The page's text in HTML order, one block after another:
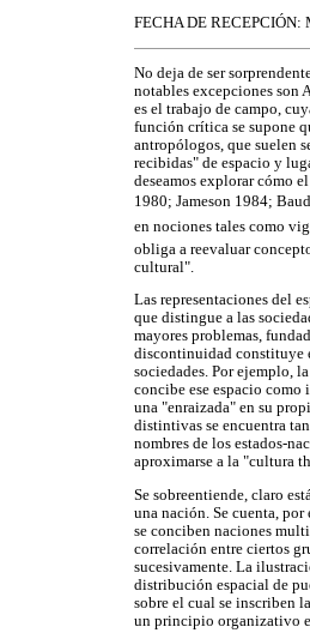
FECHA DE RECEPCIÓN:
No deja de ser
notables excepciones son
es el trabajo de campo,
función crítica se supone
antropólogos, que suelen
recibidas" de espacio y
deseamos explorar cómo
1980; Jameson 1984;
en nociones tales como
obliga a reevaluar
cultural".
Las representaciones del
que distingue a las
mayores problemas,
discontinuidad constituye
sociedades. Por ejemplo,
concibe ese espacio como
una "enraizada" en su
distintivas se encuentra
nombres de los estados-
aproximarse a la "cultura
Se sobreentiende, claro
una nación. Se cuenta,
se conciben naciones
correlación entre ciertos
sucesivamente. La
distribución espacial de
sobre el cual se inscriben
un principio organizativo